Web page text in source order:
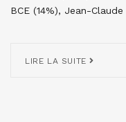
BCE (14%), Jean-
LIRE LA SUITE